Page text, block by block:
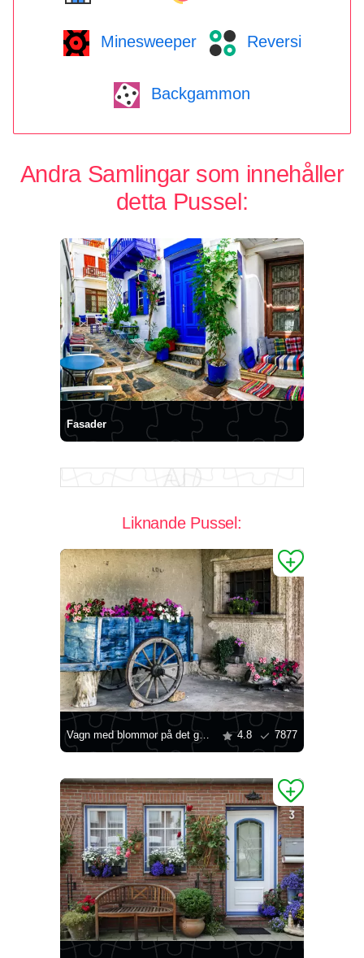
Minesweeper Reversi
Backgammon
Andra Samlingar som innehåller
detta Pussel:
Fasader
Liknande Pussel:
Vagn med blommor på det gamla huset 4.8 7877